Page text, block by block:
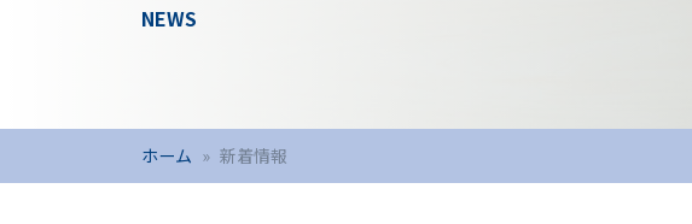
NEWS
ホーム 新着情報